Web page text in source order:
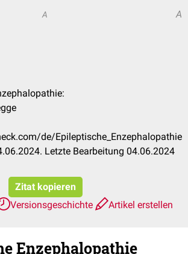
A A
de/Epileptische_Enzephalopathie
Letzte Bearbeitung 04.06.2024
Zitat kopieren
Versionsgeschichte
Artikel erstellen
Enzephalopathie